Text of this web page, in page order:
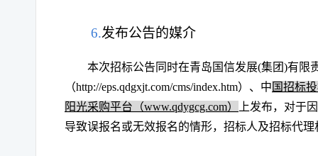
6.发布公告的媒介
本次招标公告同时在青岛国信发展(集团)有限
（http://eps.qdgxjt.com/cms/index.htm）、 中 国招标
阳光采购平台（www.qdygcg.com）
上发布，对于
导致误报名或无效报名的情形，招标人及招标代